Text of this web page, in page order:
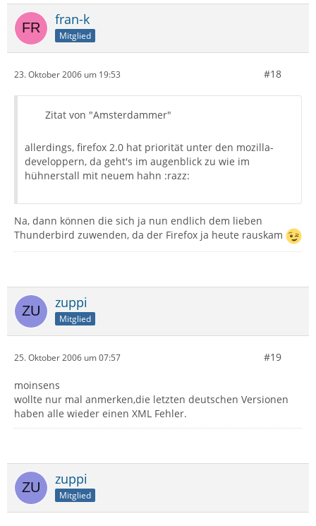
fran-k
Mitglied
23. Oktober 2006 um 19:53 #18
Zitat von "Amsterdammer"
allerdings, firefox 2.0 hat priorität unter den mozilla-
developpern, da geht's im augenblick zu wie im
hühnerstall mit neuem hahn :razz:
Na, dann können die sich ja nun endlich dem lieben
Thunderbird zuwenden, da der Firefox ja heute rauskam
zuppi
Mitglied
25. Oktober 2006 um 07:57 #19
moinsens
wollte nur mal anmerken,die letzten deutschen Versionen
haben alle wieder einen XML Fehler.
zuppi
Mitglied